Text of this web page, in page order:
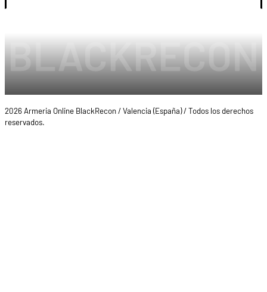
2026 Armeria Online BlackRecon / Valencia (España) / Todos los derechos
reservados.